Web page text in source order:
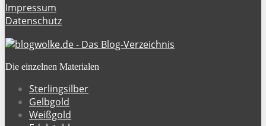
Impressum
Datenschutz
Die einzelnen Materialen
Sterlingsilber
Gelbgold
Weißgold